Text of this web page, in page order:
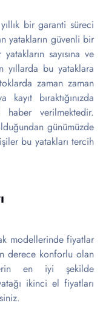
bir garanti süreci
yatakların güvenli bir
sayısına ve
yıllarda bu yataklara
zaman zaman
bıraktığınızda
verilmektedir.
günümüzde
bu yatakları tercih
modellerinde fiyatlar
derece konforlu olan
en iyi şekilde
ikinci el fiyatları